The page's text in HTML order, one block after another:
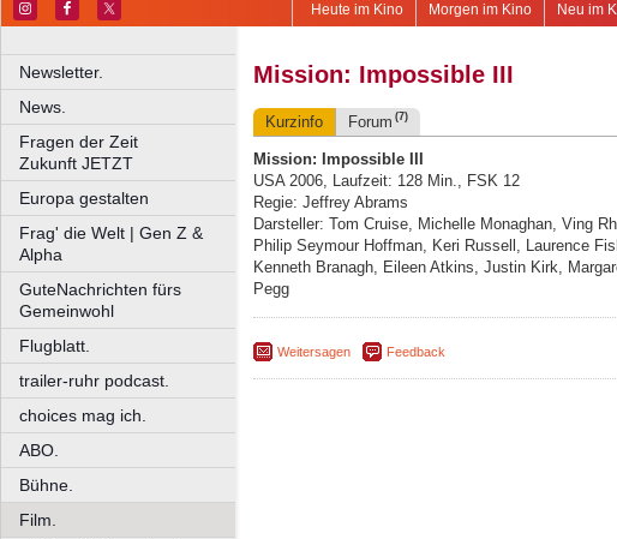
Neu im
Morgen im Kino
Heute im Kino
Newsletter.
News.
Fragen der Zeit
Zukunft JETZT
Europa gestalten
Frag' die Welt | Gen Z &
Alpha
GuteNachrichten fürs
Gemeinwohl
Flugblatt.
trailer-ruhr podcast.
choices mag ich.
ABO.
Bühne.
Film.
Mission: Impossible III
Kurzinfo Forum (7)
Mission: Impossible III
USA 2006, Laufzeit: 128 Min., FSK 12
Regie: Jeffrey Abrams
Darsteller: Tom Cruise, Michelle Monaghan, Ving
Philip Seymour Hoffman, Keri Russell, Laurence
Kenneth Branagh, Eileen Atkins, Justin Kirk,
Pegg
Weitersagen Feedback